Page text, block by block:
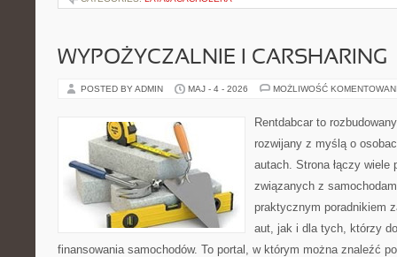
WYPOŻYCZALNIE I CARSHARING
POSTED BY ADMIN MAJ - 4 - 2026 MOŻLIWOŚĆ
Rentdabcar to
rozwijany z myślą o
autach. Strona łączy wiele
związanych z
praktycznym poradnikiem
aut, jak i dla tych, którzy
finansowania samochodów. To portal, w którym można znaleźć